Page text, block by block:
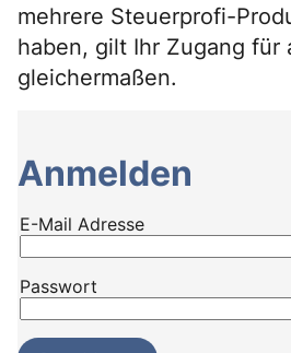
mehrere Steuerprofi-
haben, gilt Ihr Zugang für
gleichermaßen.
Anmelden